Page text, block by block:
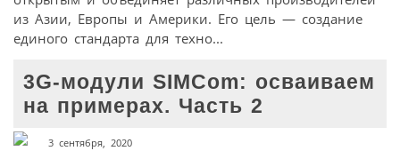
из Азии, Европы и Америки. Его цель — создание
единого стандарта для техно...
3G-модули SIMCom: осваиваем
на примерах. Часть 2
3 сентября, 2020